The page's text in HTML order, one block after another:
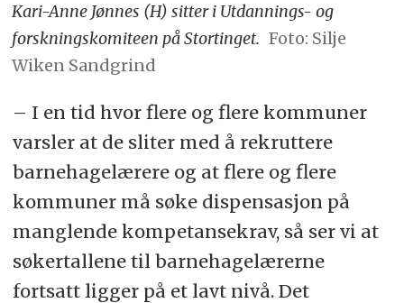
Kari-Anne Jønnes (H) sitter i Utdannings- og
forskningskomiteen på Stortinget. Foto: Silje
Wiken Sandgrind
– I en tid hvor flere og flere kommuner
varsler at de sliter med å rekruttere
barnehagelærere og at flere og flere
kommuner må søke dispensasjon på
manglende kompetansekrav, så ser vi at
søkertallene til barnehagelærerne
fortsatt ligger på et lavt nivå. Det